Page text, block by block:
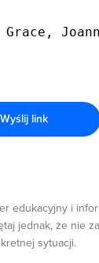
edukacyjny i
jednak, że nie
sytuacji.
Wyślij link